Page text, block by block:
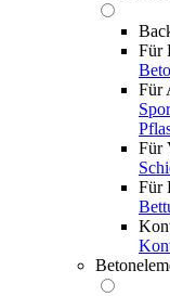
Für
Für
Für
Für